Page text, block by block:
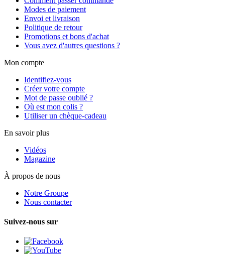
Modes de paiement
Envoi et livraison
Politique de retour
Promotions et bons d'achat
Vous avez d'autres questions ?
Mon compte
Identifiez-vous
Créer votre compte
Mot de passe oublié ?
Où est mon colis ?
Utiliser un chèque-cadeau
En savoir plus
Vidéos
Magazine
À propos de nous
Notre Groupe
Nous contacter
Suivez-nous sur